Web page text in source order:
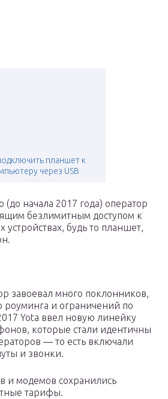
планшет к
через USB
(до начала 2017 года) оператор
безлимитным доступом к
будь то планшет,
завоевал много поклонников,
роуминга и ограничений по
Yota ввел новую линейку
которые стали идентичны
— то есть включали
и звонки.
и модемов сохранились
тарифы.